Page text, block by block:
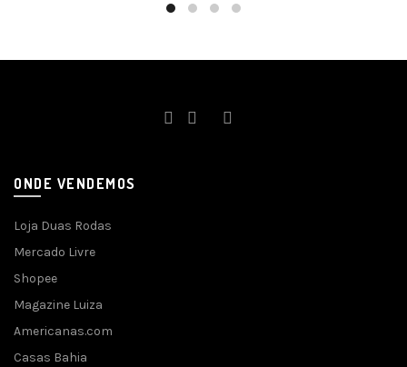
ONDE VENDEMOS
Loja Duas Rodas
Mercado Livre
Shopee
Magazine Luiza
Americanas.com
Casas Bahia